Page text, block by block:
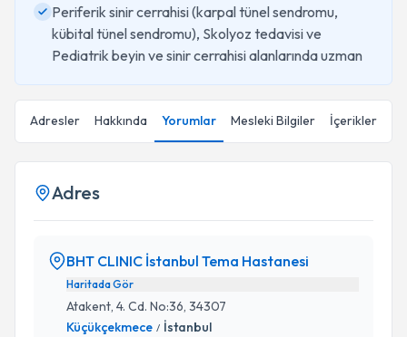
Periferik sinir cerrahisi (karpal tünel sendromu,
kübital tünel sendromu), Skolyoz tedavisi ve
Pediatrik beyin ve sinir cerrahisi alanlarında uzman
Adresler Hakkında Yorumlar Mesleki Bilgiler İçerikler
Adres
BHT CLINIC İstanbul Tema Hastanesi
Haritada Gör
Atakent, 4. Cd. No:36, 34307
Küçükçekmece / İstanbul